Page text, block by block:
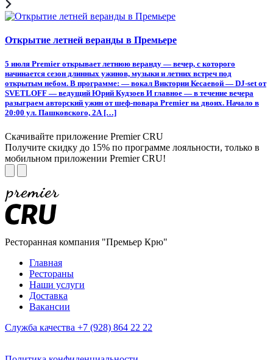
Открытие летней веранды в Премьере
5 июля Premier открывает летнюю веранду — вечер, с которого
начинается сезон длинных ужинов, музыки и летних встреч под
открытым небом. В программе: — вокал Виктории Кесаевой — DJ-set от
SVETLOFF — ведущий Юрий Кудзоев И главное — в течение вечера
разыграем авторский ужин от шеф-повара Premier на двоих. Начало в
20:00 ул. Пашковского, 2А […]
Скачивайте приложение Premier CRU
Получите скидку до 15% по программе лояльности, только в
мобильном приложении Premier CRU!
Ресторанная компания "Премьер Крю"
Главная
Рестораны
Наши услуги
Доставка
Вакансии
Служба качества +7 (928) 864 22 22